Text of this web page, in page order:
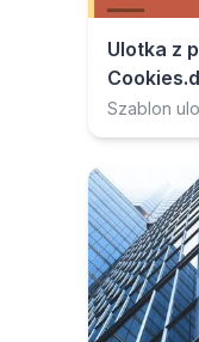
Ulotka z
Szablon